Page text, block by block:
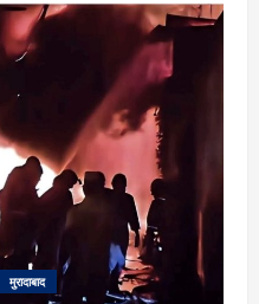
मुरादाबाद